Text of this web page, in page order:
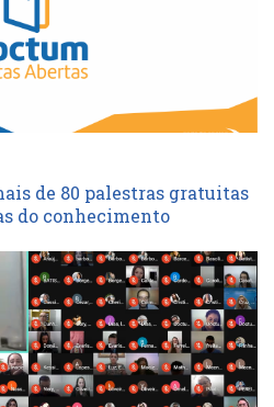
de 80 palestras gratuitas
do conhecimento